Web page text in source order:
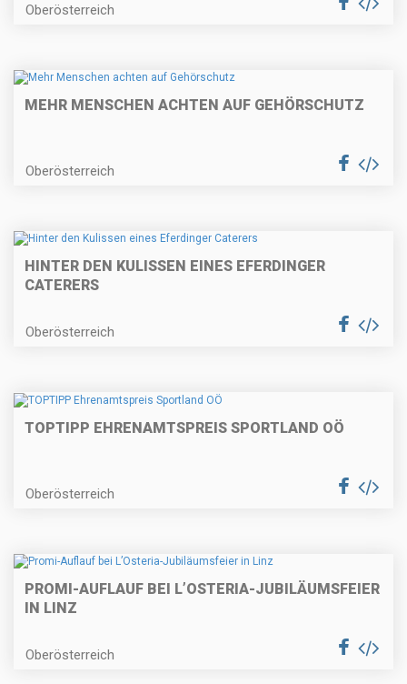
Oberösterreich
MEHR MENSCHEN ACHTEN AUF GEHÖRSCHUTZ
Oberösterreich
HINTER DEN KULISSEN EINES EFERDINGER
CATERERS
Oberösterreich
TOPTIPP EHRENAMTSPREIS SPORTLAND OÖ
Oberösterreich
PROMI-AUFLAUF BEI L’OSTERIA-JUBILÄUMSFEIER
IN LINZ
Oberösterreich